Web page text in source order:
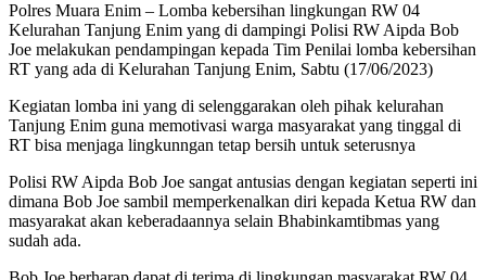
Polres Muara Enim – Lomba kebersihan lingkungan RW 04
Kelurahan Tanjung Enim yang di dampingi Polisi RW Aipda Bob
Joe melakukan pendampingan kepada Tim Penilai lomba kebersihan
RT yang ada di Kelurahan Tanjung Enim, Sabtu (17/06/2023)
Kegiatan lomba ini yang di selenggarakan oleh pihak kelurahan
Tanjung Enim guna memotivasi warga masyarakat yang tinggal di
RT bisa menjaga lingkunngan tetap bersih untuk seterusnya
Polisi RW Aipda Bob Joe sangat antusias dengan kegiatan seperti ini
dimana Bob Joe sambil memperkenalkan diri kepada Ketua RW dan
masyarakat akan keberadaannya selain Bhabinkamtibmas yang
sudah ada.